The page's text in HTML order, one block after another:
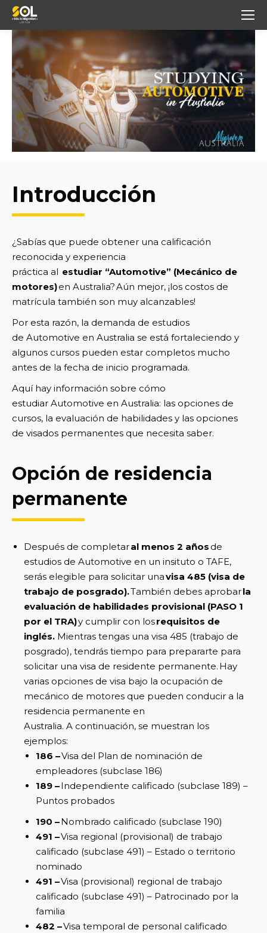
Introducción
¿Sabías que puede obtener una calificación
reconocida y experiencia
práctica al estudiar “Automotive” (Mecánico de
motores)en Australia? Aún mejor, ¡los costos de
matrícula también son muy alcanzables!
Por esta razón, la demanda de estudios
de Automotive en Australia se está fortaleciendo y
algunos cursos pueden estar completos mucho
antes de la fecha de inicio programada.
Aquí hay información sobre cómo
estudiar Automotive en Australia: las opciones de
cursos, la evaluación de habilidades y las opciones
de visados permanentes que necesita saber.
Opción de residencia
permanente
Después de completaral menos 2 años de
estudios de Automotive en un insituto o TAFE,
serás elegible para solicitar unavisa 485 (visa de
trabajo de posgrado).También debes aprobarla
evaluación de habilidades provisional (PASO 1
por el TRA)y cumplir con losrequisitos de
inglés. Mientras tengas una visa 485 (trabajo de
posgrado), tendrás tiempo para prepararte para
solicitar una visa de residente permanente. Hay
varias opciones de visa bajo la ocupación de
mecánico de motores que pueden conducir a la
residencia permanente en
Australia. A continuación, se muestran los
ejemplos:
186 –Visa del Plan de nominación de
empleadores (subclase 186)
189 –Independiente calificado (subclase 189) –
Puntos probados
190 –Nombrado calificado (subclase 190)
491 –Visa regional (provisional) de trabajo
calificado (subclase 491) – Estado o territorio
nominado
491 –Visa (provisional) regional de trabajo
calificado (subclase 491) – Patrocinado por la
familia
482 –Visa temporal de personal calificado